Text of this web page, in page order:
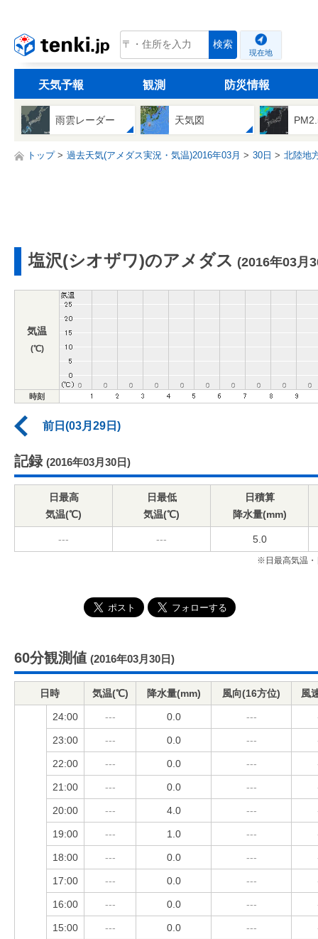
tenki.jp 検索
現在地
天気予報 観測 防災情報
雨雲レーダー 天気図
トップ 過去天気(アメダス実況・気温)2016年03月 30日 北陸地
塩沢(シオザワ)のアメダス (2016年03月
気温
(℃)
時刻
前日(03月29日)
記録 (2016年03月30日)
日最高
気温(℃)
日最低
気温(℃)
日積算
降水量(mm)
--- --- 5.0
※日最高気温・
60分観測値 (2016年03月30日)
日時 気温(℃) 降水量(mm) 風向(16方位) 風
24:00 --- 0.0 ---
23:00 --- 0.0 ---
22:00 --- 0.0 ---
21:00 --- 0.0 ---
20:00 --- 4.0 ---
19:00 --- 1.0 ---
18:00 --- 0.0 ---
17:00 --- 0.0 ---
16:00 --- 0.0 ---
15:00 --- 0.0 ---